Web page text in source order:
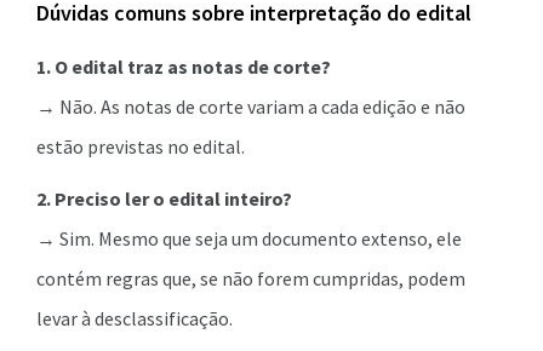
Dúvidas comuns sobre interpretação do edital
1. O edital traz as notas de corte?
→ Não. As notas de corte variam a cada edição e não
estão previstas no edital.
2. Preciso ler o edital inteiro?
→ Sim. Mesmo que seja um documento extenso, ele
contém regras que, se não forem cumpridas, podem
levar à desclassificação.